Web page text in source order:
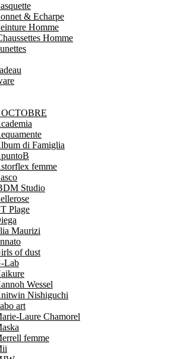
& Echarpe
Homme
Homme
OCTOBRE
di Famiglia
femme
Studio
Plage
Maurizi
of dust
Lab
Wessel
Nishiguchi
art
Laure Chamorel
femme